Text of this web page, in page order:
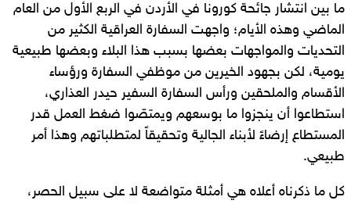
ما بين انتشار جائحة كورونا في الأردن في الربع الأول من العام
الماضي وهذه الأيام؛ واجهت السفارة العراقية الكثير من
التحديات والمواجهات بعضها بسبب هذا البلاء وبعضها طبيعية
يومية، لكن بجهود الخيرين من موظفي السفارة ورؤساء
الأقسام والملحقين ورأس السفارة السفير حيدر العذاري،
استطاعوا أن ينجزوا ما بوسعهم ويمتصّوا ضغط العمل قدر
المستطاع إرضاءً لأبناء الجالية وتحقيقاً لمتطلباتهم وهذا أمر
طبيعي.
كل ما ذكرناه أعلاه هي أمثلة متواضعة لا على سبيل الحصر،